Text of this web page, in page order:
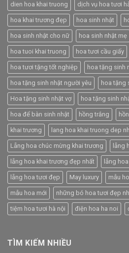
dien hoa khai truong dịch vụ hoa tươi
hoa khai trương đẹp hoa sinh nhật
hoa sinh nhật cho nữ hoa sinh nhật mẹ
hoa tuoi khai truong hoa tươi cầu giấy
hoa tươi tặng tốt nghiệp hoa tặng sinh
hoa tặng sinh nhật người yêu hoa tặng
Hoa tặng sinh nhật vợ hoa tặng sinh
hoa để bàn sinh nhật hồng trắng
khai trương lang hoa khai truong dep
Lẵng hoa chúc mừng khai trương lẵng
lẵng hoa khai trương đẹp nhất lẵng
lẵng hoa tươi đẹp May luxury mẫu
mẫu hoa mới những bó hoa tươi đẹp
tiệm hoa tươi hà nội điện hoa ha noi
TÌM KIẾM NHIỀU